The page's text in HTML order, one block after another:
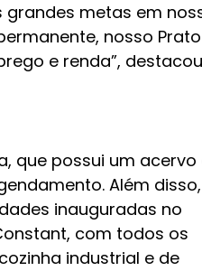
grandes metas em
nosso Prato
e renda”,
que possui um acervo
Além
inauguradas no
com todos os
industrial e de